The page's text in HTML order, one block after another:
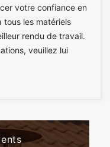
votre confiance en
tous les matériels
rendu de travail.
veuillez lui